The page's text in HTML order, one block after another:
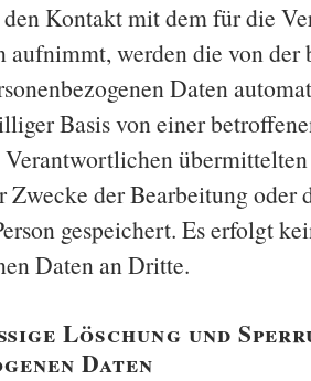
Kontakt mit dem für die
werden die von der
Daten
Basis von einer
übermittelten
Zwecke der Bearbeitung oder
gespeichert. Es erfolgt
Daten an Dritte.
Löschung und
Daten